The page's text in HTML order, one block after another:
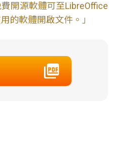
開源軟體可至LibreOffice
的軟體開啟文件。」